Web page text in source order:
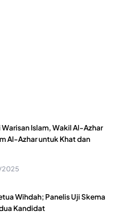
Warisan Islam, Wakil Al-Azhar
Al-Azhar untuk Khat dan
2025
Wihdah; Panelis Uji Skema
Kandidat